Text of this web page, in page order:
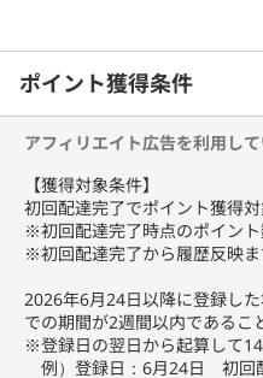
朝だけ、夜だけ、土日のみなど
めるのは自分自身で行えます！
スクーターやバイク、自転車、
ことが出来ます
配達中はあなた一人の時間。空
や主婦の方も大歓迎です。
ご利用前に必ずお読みください
ポイント獲得条件
アフィリエイト広告を利用し
【獲得対象条件】
初回配達完了でポイント獲得
※初回配達完了時点のポイン
※初回配達完了から履歴反映
2026年6月24日以降に登録し
での期間が2週間以内であるこ
※登録日の翌日から起算して14
例）登録日：6月24日 初回